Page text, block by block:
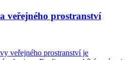
veřejného prostranství
veřejného prostranství je